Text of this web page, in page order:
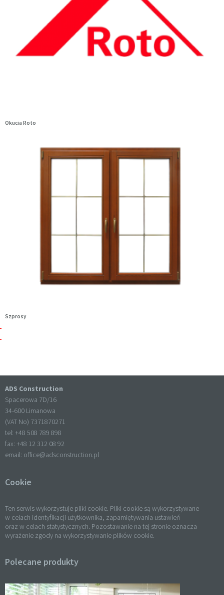
Okucia Roto
Szprosy
ADS Construction
Spacerowa 7D/16
34-600 Limanowa
(VAT No) 7371870271
tel: +48 508 789 898
fax: +48 12 312 08 92
email: office@adsconstruction.pl
Cookie
Ten serwis wykorzystuje pliki cookie. Pliki cookie są wykorzystywane
w celach identyfikacji użytkownika, zapamiętywania ustawień
oraz w celach statystycznych. Pozostawanie na tej stronie oznacza
wyrażenie zgody na wykorzystywanie plików cookie.
Polecane produkty